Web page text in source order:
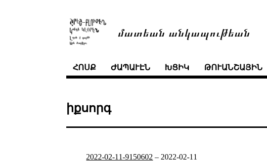
մատեան անկապութեան
ՀՈՍՔ ԺԱՊԱՒԷՆ ԽՑԻԿ ԹՈՒԱՆՇԱՅԻՆ
իքսորգ
2022-02-11-9150602 – 2022-02-11